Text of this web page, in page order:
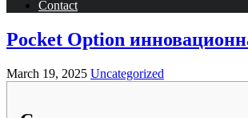
Contact
Pocket Option
March 19, 2025 Uncategorized